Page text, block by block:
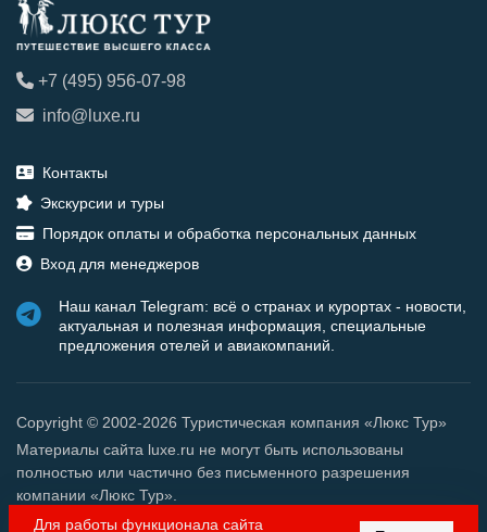
+7 (495) 956-07-98
info@luxe.ru
Контакты
Экскурсии и туры
Порядок оплаты и обработка персональных данных
Вход для менеджеров
Наш канал Telegram: всё о странах и курортах - новости,
актуальная и полезная информация, специальные
предложения отелей и авиакомпаний.
Copyright © 2002-2026 Туристическая компания «Люкс Тур»
Материалы сайта luxe.ru не могут быть использованы
полностью или частично без письменного разрешения
компании «Люкс Тур».
Для работы функционала сайта